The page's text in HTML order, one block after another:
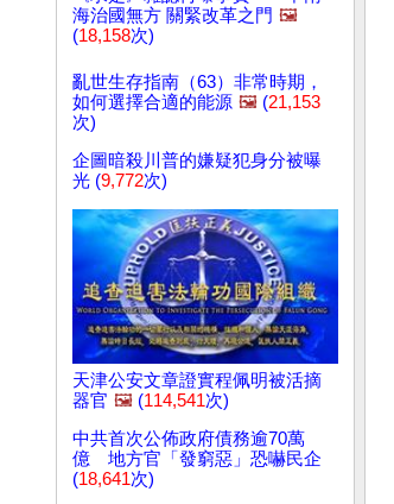
海治國無方 關緊改革之門 🖼️
(18,158次)
亂世生存指南（63）非常時期，
如何選擇合適的能源 🖼️ (21,153
次)
企圖暗殺川普的嫌疑犯身分被曝
光 (9,772次)
天津公安文章證實程佩明被活摘
器官 🖼️ (114,541次)
中共首次公佈政府債務逾70萬
億 地方官「發窮惡」恐嚇民企
(18,641次)